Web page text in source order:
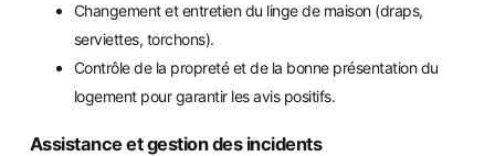
Changement et entretien du linge de maison (draps,
serviettes, torchons).
Contrôle de la propreté et de la bonne présentation du
logement pour garantir les avis positifs.
Assistance et gestion des incidents